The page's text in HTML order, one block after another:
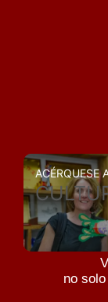
ACÉRQUESE
no